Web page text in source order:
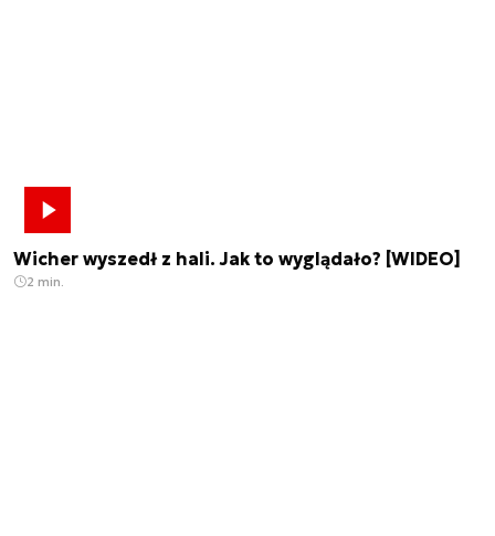
Wicher wyszedł z hali. Jak to wyglądało? [WIDEO]
2 min.